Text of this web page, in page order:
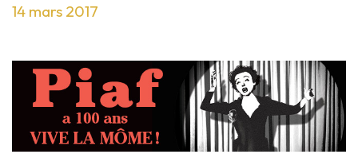
14 mars 2017